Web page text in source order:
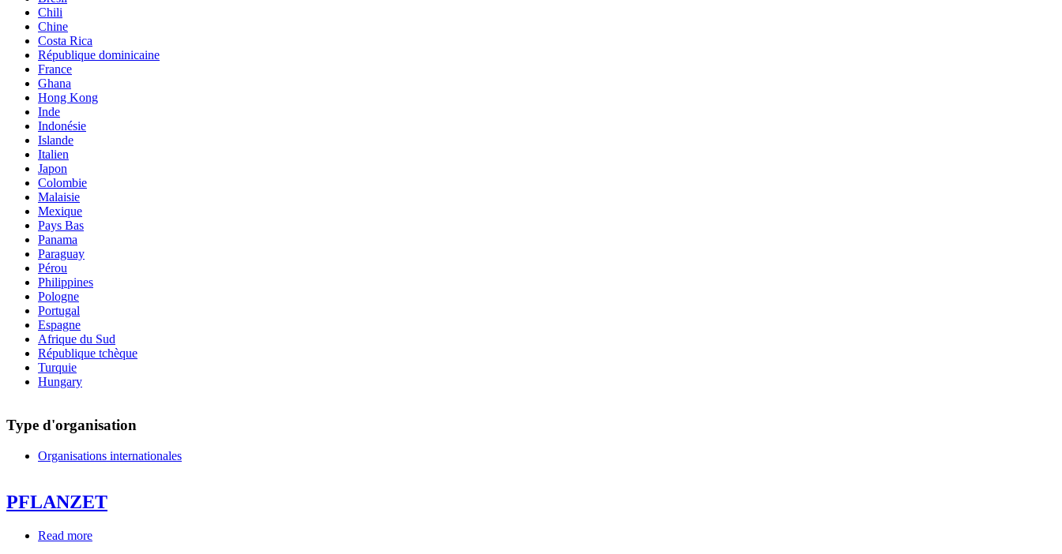
Chili
Chine
Costa Rica
République dominicaine
France
Ghana
Hong Kong
Inde
Indonésie
Islande
Italien
Japon
Colombie
Malaisie
Mexique
Pays Bas
Panama
Paraguay
Pérou
Philippines
Pologne
Portugal
Espagne
Afrique du Sud
République tchèque
Turquie
Hungary
Type d'organisation
Organisations internationales
PFLANZET
Read more